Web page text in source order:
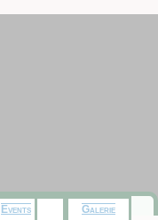
Events Galerie